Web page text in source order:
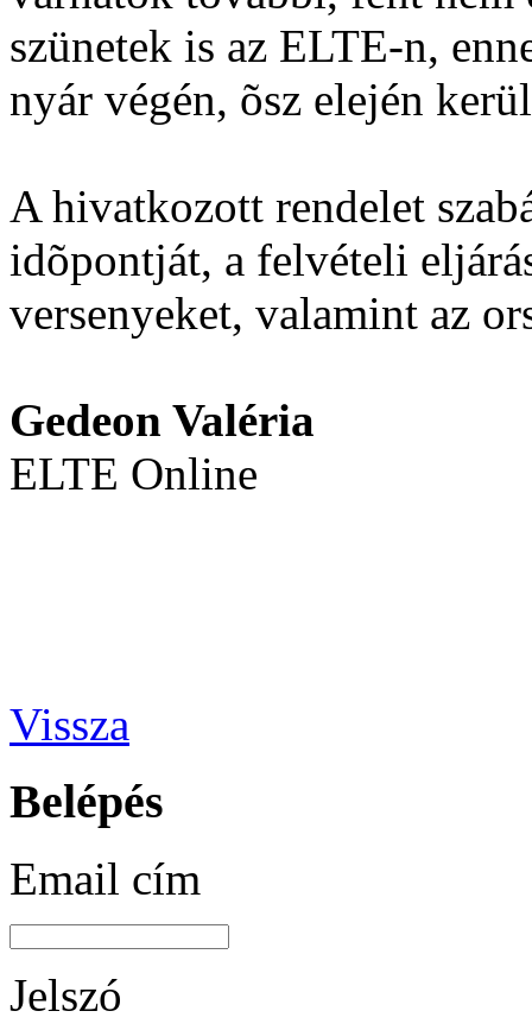
szünetek is az ELTE-n,
nyár végén, õsz elején
A hivatkozott rendelet
idõpontját, a felvételi
versenyeket, valamint az
Gedeon Valéria
ELTE Online
Vissza
Belépés
Email cím
Jelszó